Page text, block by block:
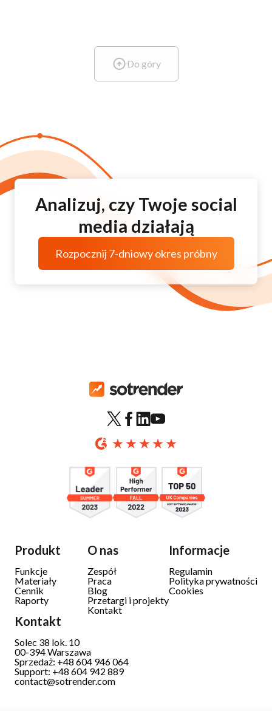
Do góry
Analizuj, czy Twoje social
media działają
Rozpocznij 7-dniowy okres próbny
Produkt
Funkcje
Materiały
Cennik
Raporty
O nas
Zespół
Praca
Blog
Przetargi i projekty
Kontakt
Informacje
Regulamin
Polityka prywatności
Cookies
Kontakt
Solec 38 lok. 10
00-394 Warszawa
Sprzedaż: +48 604 946 064
Support: +48 604 942 889
contact@sotrender.com